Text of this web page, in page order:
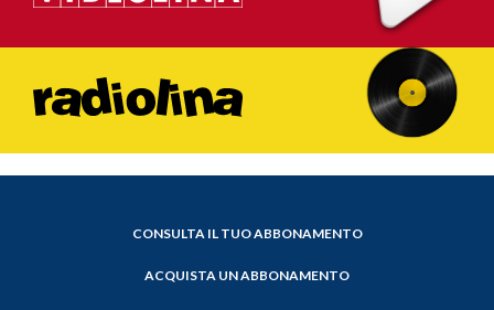
CONSULTA IL TUO ABBONAMENTO
ACQUISTA UN ABBONAMENTO